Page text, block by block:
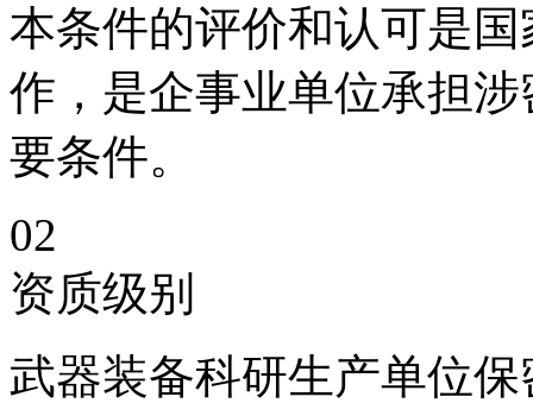
本条件的评价和认可是
作，是企事业单位承担
要条件。
02
资质级别
武器装备科研生产单位